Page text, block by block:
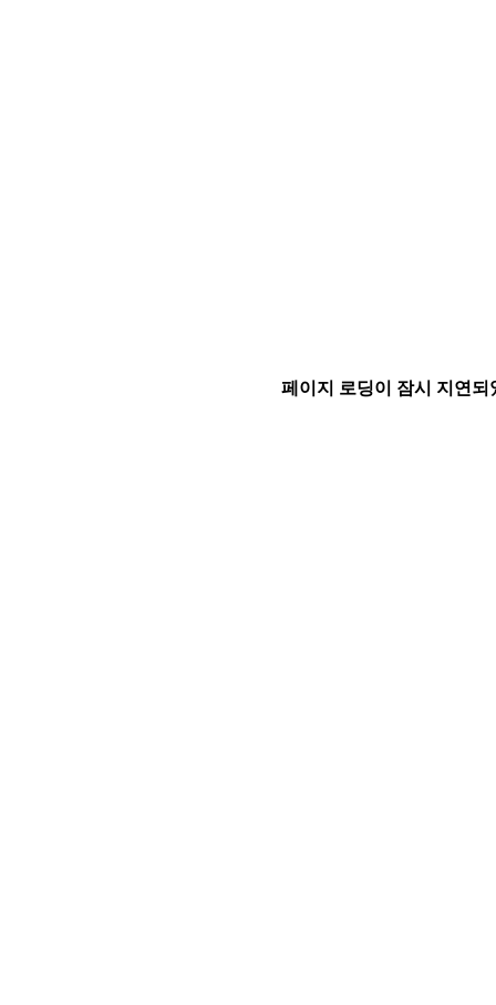
페이지 로딩이 잠시 지연